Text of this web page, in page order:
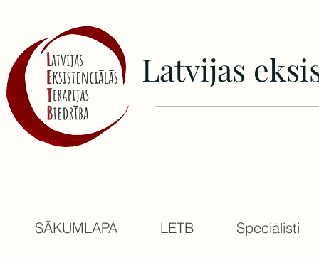
Latvijas
SĀKUMLAPA LETB Speciālisti